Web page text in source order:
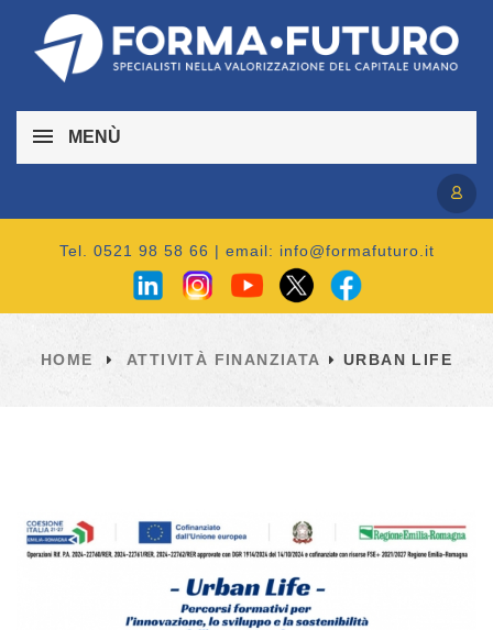
MENÙ
Tel. 0521 98 58 66 | email: info@formafuturo.it
HOME ATTIVITÀ FINANZIATA URBAN LIFE